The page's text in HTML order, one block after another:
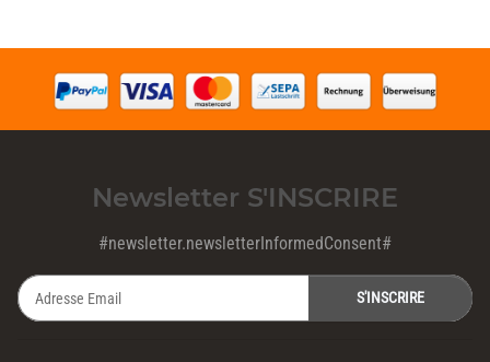
Newsletter S'INSCRIRE
#newsletter.newsletterInformedConsent#
S'INSCRIRE